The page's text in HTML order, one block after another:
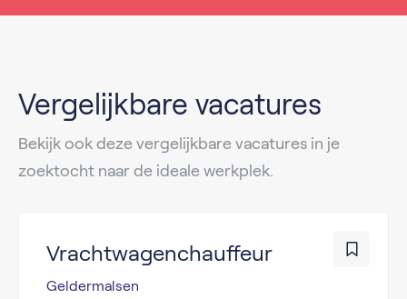
Vergelijkbare vacatures
Bekijk ook deze vergelijkbare vacatures in je
zoektocht naar de ideale werkplek.
Vrachtwagenchauffeur
Geldermalsen